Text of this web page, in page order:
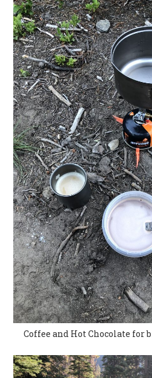
Coffee and Hot Chocolate for